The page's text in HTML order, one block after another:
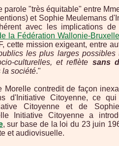
parole "très équitable" entre
et Sophie Meulemans
avec les implications
la Fédération Wallonie-
cette mission exigeant, entre
les plus larges possibles
culturelles, et reflète sans
la société."
Morelle contredit de façon
d'Initiative Citoyenne, ce
Citoyenne et de
Initiative Citoyenne a
, sur base de la loi du 23 juin
et audiovisuelle.